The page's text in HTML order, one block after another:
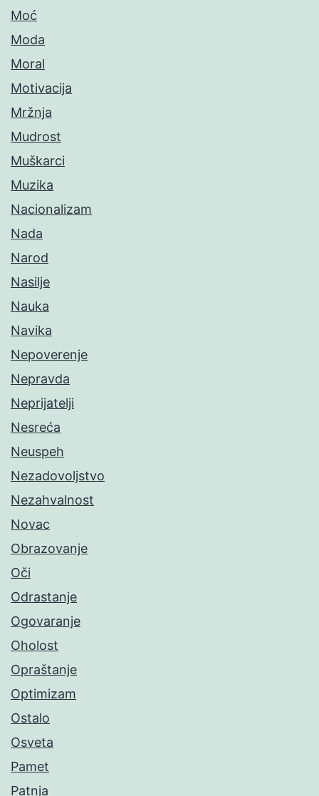
Moć
Moda
Moral
Motivacija
Mržnja
Mudrost
Muškarci
Muzika
Nacionalizam
Nada
Narod
Nasilje
Nauka
Navika
Nepoverenje
Nepravda
Neprijatelji
Nesreća
Neuspeh
Nezadovoljstvo
Nezahvalnost
Novac
Obrazovanje
Oči
Odrastanje
Ogovaranje
Oholost
Opraštanje
Optimizam
Ostalo
Osveta
Pamet
Patnja